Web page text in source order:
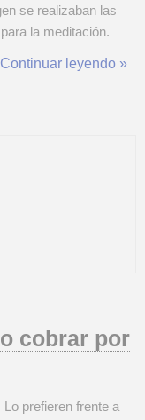
se realizaban las
la meditación.
los músculos,
Continuar leyendo »
cobrar por
prefieren frente a